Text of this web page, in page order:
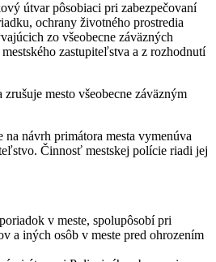
útvar pôsobiaci pri zabezpečovaní
ochrany životného prostredia
zo všeobecne záväzných
zastupiteľstva a z rozhodnutí
mesto všeobecne záväzným
návrh primátora mesta vymenúva
Činnosť mestskej polície riadi jej
v meste, spolupôsobí pri
a iných osôb v meste pred ohrozením